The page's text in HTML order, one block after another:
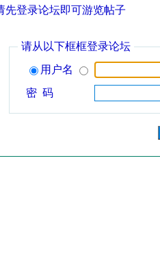
先登录论坛即可游览帖子
请从以下框框登录论坛
用户名
密 码